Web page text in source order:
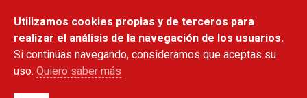
contenido
principal
Utilizamos cookies propias y de terceros para
realizar el análisis de la navegación de los usuarios.
Si continúas navegando, consideramos que aceptas su
uso. Quiero saber más